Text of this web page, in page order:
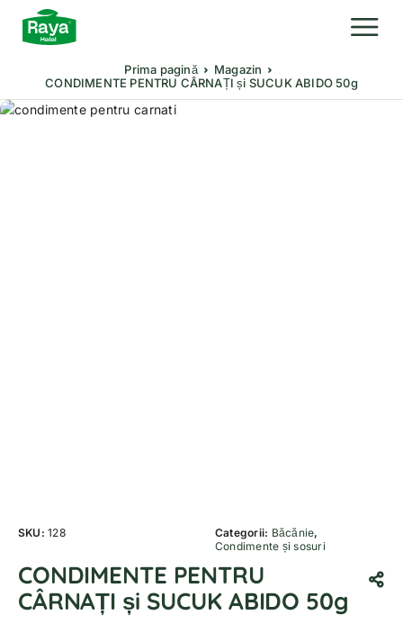
Prima pagină
Magazin
CONDIMENTE PENTRU CÂRNAȚI și SUCUK ABIDO 50g
SKU:128 Categorii: Băcănie,
Condimente și sosuri
CONDIMENTE PENTRU
CÂRNAȚI și SUCUK ABIDO 50g